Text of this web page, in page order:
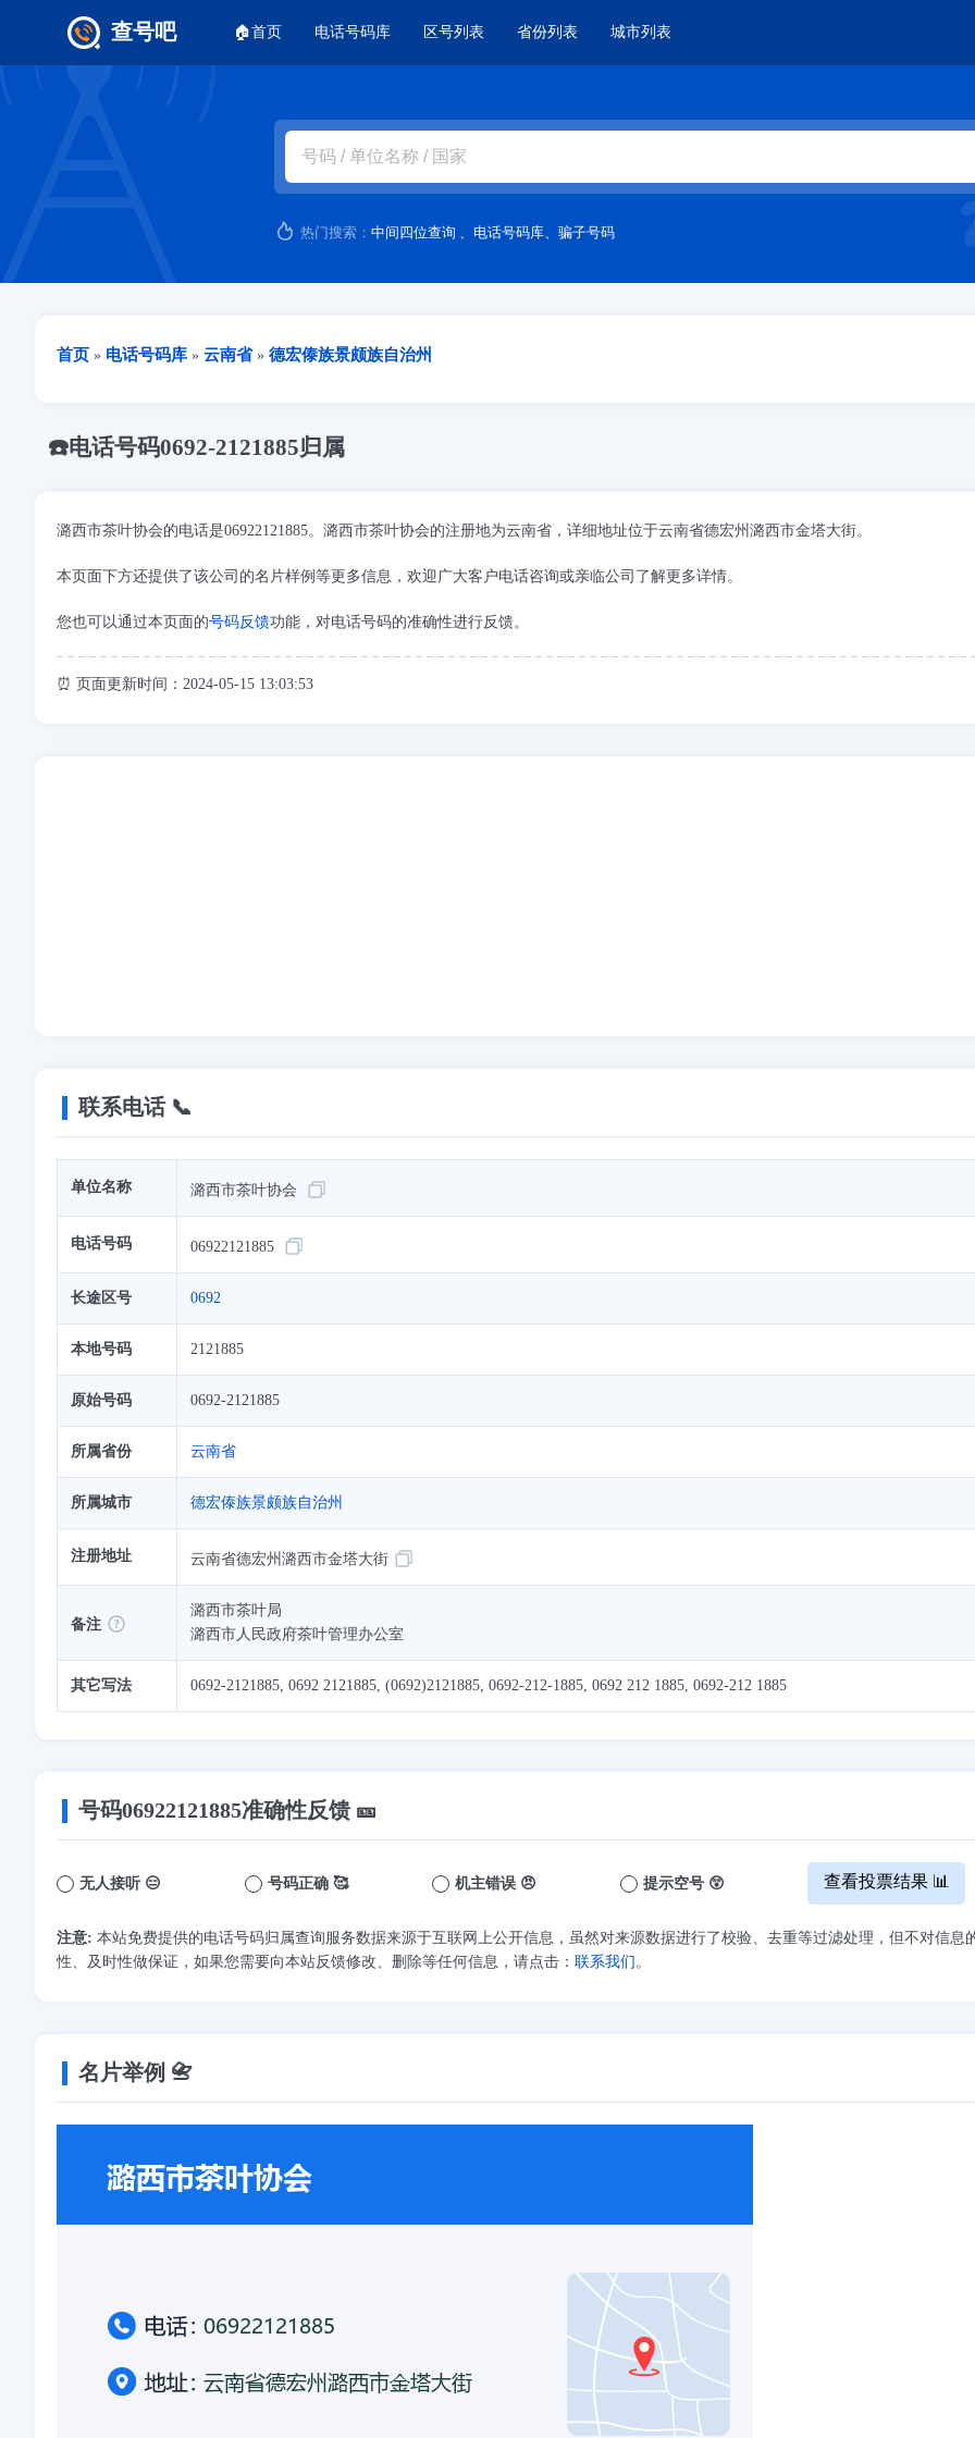
查号吧 🏠首页 电话号码库 区号列表 省份列表 城市列表
热门搜索： 中间四位查询 、 电话号码库、 骗子号码
当前位置
首页 » 电话号码库 » 云南省 » 德宏傣族景颇族自治州
☎️电话号码0692-2121885归属
潞西市茶叶协会的电话是06922121885。潞西市茶叶协会的注册地为云南省，详细地址位于云南省德宏州潞西市金塔大街。
本页面下方还提供了该公司的名片样例等更多信息，欢迎广大客户电话咨询或亲临公司了解更多详情。
您也可以通过本页面的号码反馈功能，对电话号码的准确性进行反馈。
⏰ 页面更新时间：2024-05-15 13:03:53
联系电话 📞
单位名称 潞西市茶叶协会
电话号码 06922121885
长途区号 0692
本地号码 2121885
原始号码 0692-2121885
所属省份 云南省
所属城市 德宏傣族景颇族自治州
注册地址 云南省德宏州潞西市金塔大街
备注
潞西市茶叶局
潞西市人民政府茶叶管理办公室
其它写法 0692-2121885, 0692 2121885, (0692)2121885, 0692-212-1885, 0692 212 1885, 0692-212 1885
号码06922121885准确性反馈 🎫
无人接听 😑 号码正确 🥰 机主错误 😠 提示空号 😲 查看投票结果 📊
注意: 本站免费提供的电话号码归属查询服务数据来源于互联网上公开信息，虽然对来源数据进行了校验、去重等过滤处理，但不对信息
性、及时性做保证，如果您需要向本站反馈修改、删除等任何信息，请点击： 联系我们 。
名片举例 📇